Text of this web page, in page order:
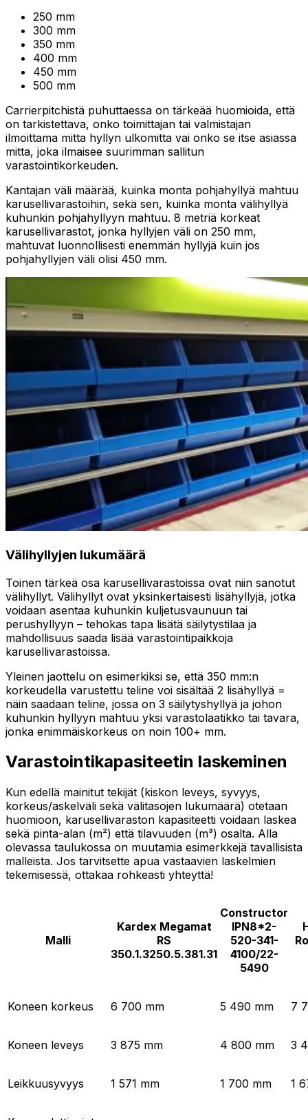
250 mm
300 mm
350 mm
400 mm
450 mm
500 mm
Carrierpitchistä puhuttaessa on tärkeää huomioida, että
on tarkistettava, onko toimittajan tai valmistajan
ilmoittama mitta hyllyn ulkomitta vai onko se itse asiassa
mitta, joka ilmaisee suurimman sallitun
varastointikorkeuden.
Kantajan väli määrää, kuinka monta pohjahyllyä mahtuu
karusellivarastoihin, sekä sen, kuinka monta välihyllyä
kuhunkin pohjahyllyyn mahtuu. 8 metriä korkeat
karusellivarastot, jonka hyllyjen väli on 250 mm,
mahtuvat luonnollisesti enemmän hyllyjä kuin jos
pohjahyllyjen väli olisi 450 mm.
Välihyllyjen lukumäärä
Toinen tärkeä osa karusellivarastoissa ovat niin sanotut
välihyllyt. Välihyllyt ovat yksinkertaisesti lisähyllyjä, jotka
voidaan asentaa kuhunkin kuljetusvaunuun tai
perushyllyyn – tehokas tapa lisätä säilytystilaa ja
mahdollisuus saada lisää varastointipaikkoja
karusellivarastoissa.
Yleinen jaottelu on esimerkiksi se, että 350 mm:n
korkeudella varustettu teline voi sisältää 2 lisähyllyä =
näin saadaan teline, jossa on 3 säilytyshyllyä ja johon
kuhunkin hyllyyn mahtuu yksi varastolaatikko tai tavara,
jonka enimmäiskorkeus on noin 100+ mm.
Varastointikapasiteetin laskeminen
Kun edellä mainitut tekijät (kiskon leveys, syvyys,
korkeus/askelväli sekä välitasojen lukumäärä) otetaan
huomioon, karusellivaraston kapasiteetti voidaan laskea
sekä pinta-alan (m²) että tilavuuden (m³) osalta. Alla
olevassa taulukossa on muutamia esimerkkejä tavallisista
malleista. Jos tarvitsette apua vastaavien laskelmien
tekemisessä, ottakaa rohkeasti yhteyttä!
Malli
Kardex Megamat
RS
350.1.3250.5.381.31
Constructor
IPN8*2-
520-341-
4100/22-
5490
Koneen korkeus 6 700 mm 5 490 mm 7
Koneen leveys 3 875 mm 4 800 mm 3
Leikkuusyvyys 1 571 mm 1 700 mm 1